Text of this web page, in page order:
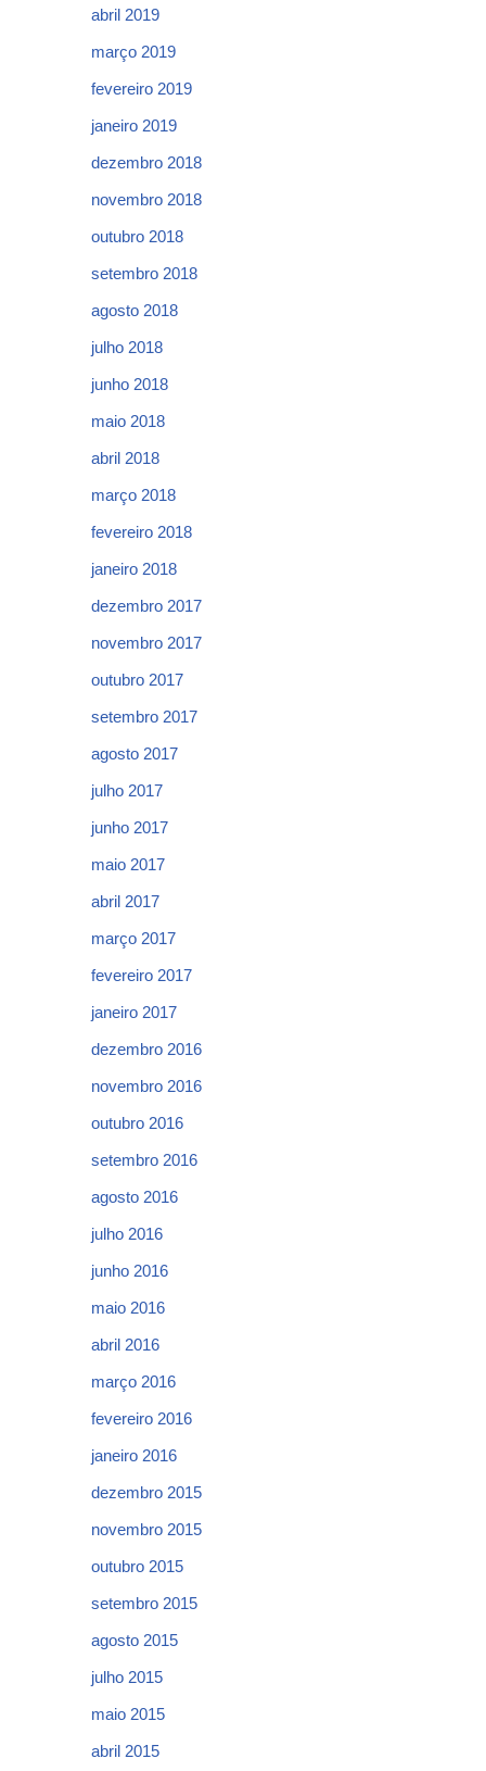
abril 2019
março 2019
fevereiro 2019
janeiro 2019
dezembro 2018
novembro 2018
outubro 2018
setembro 2018
agosto 2018
julho 2018
junho 2018
maio 2018
abril 2018
março 2018
fevereiro 2018
janeiro 2018
dezembro 2017
novembro 2017
outubro 2017
setembro 2017
agosto 2017
julho 2017
junho 2017
maio 2017
abril 2017
março 2017
fevereiro 2017
janeiro 2017
dezembro 2016
novembro 2016
outubro 2016
setembro 2016
agosto 2016
julho 2016
junho 2016
maio 2016
abril 2016
março 2016
fevereiro 2016
janeiro 2016
dezembro 2015
novembro 2015
outubro 2015
setembro 2015
agosto 2015
julho 2015
maio 2015
abril 2015